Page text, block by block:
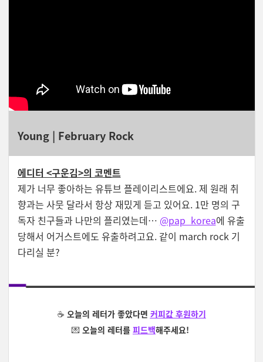
Young | February Rock
에디터 <구운김>의 코멘트
제가 너무 좋아하는 유튜브 플레이리스트에요. 제 원래 취
향과는 사뭇 달라서 항상 재밌게 듣고 있어요. 1만 명의 구
독자 친구들과 나만의 플리였는데… @pap_korea에 유출
당해서 어거스트에도 유출하려고요. 같이 march rock 기
다리실 분?
☕️ 오늘의 레터가 좋았다면 커피값 후원하기
💌 오늘의 레터를 피드백해주세요!